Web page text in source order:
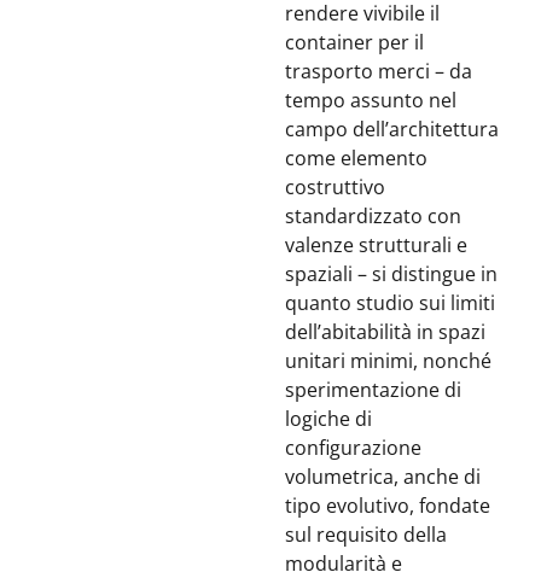
rendere vivibile il
container per il
trasporto merci – da
tempo assunto nel
campo dell’architettura
come elemento
costruttivo
standardizzato con
valenze strutturali e
spaziali – si distingue in
quanto studio sui limiti
dell’abitabilità in spazi
unitari minimi, nonché
sperimentazione di
logiche di
configurazione
volumetrica, anche di
tipo evolutivo, fondate
sul requisito della
modularità e